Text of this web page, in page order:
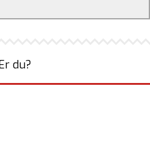
du?